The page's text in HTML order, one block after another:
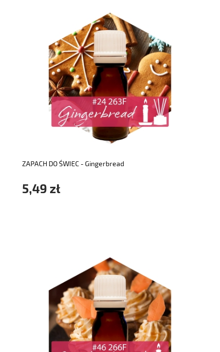
ZAPACH DO ŚWIEC - Gingerbread
5,49 zł
do koszyka